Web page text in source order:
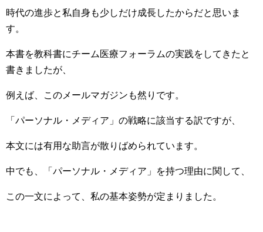
時代の進歩と私自身も少しだけ成長したからだと思いま
す。
本書を教科書にチーム医療フォーラムの実践をしてきたと
書きましたが、
例えば、このメールマガジンも然りです。
「パーソナル・メディア」の戦略に該当する訳ですが、
本文には有用な助言が散りばめられています。
中でも、「パーソナル・メディア」を持つ理由に関して、
この一文によって、私の基本姿勢が定まりました。